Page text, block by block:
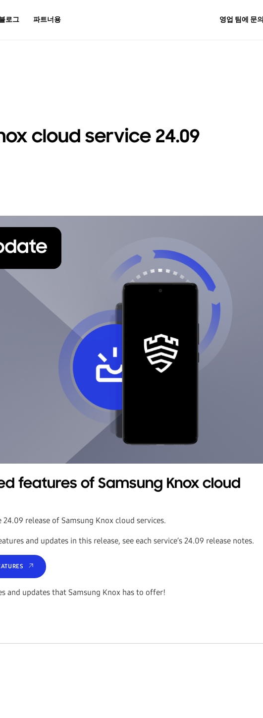
로그 파트너용 영업 팀에 문의
cloud service 24.09
features of Samsung Knox cloud
24.09 release of Samsung Knox cloud services.
and updates in this release, see each service’s 24.09 release notes.
and updates that Samsung Knox has to offer!